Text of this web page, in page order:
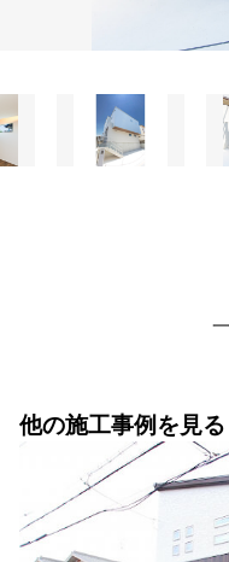
他の施工事例を見る